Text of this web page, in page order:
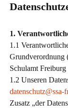
1.
1.1
Grundverordnung
Schulamt Freiburg
1.2 Unseren
datenschutz@ssa-
Zusatz „der